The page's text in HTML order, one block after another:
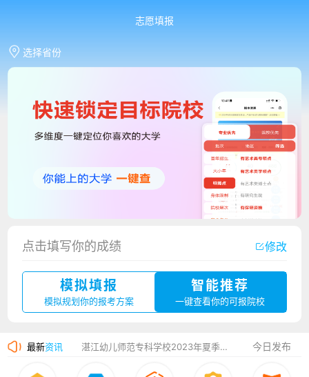
志愿填报
选择省份
点击填写你的成绩 修改
模拟填报
模拟规划你的报考方案
智能推荐
一键查看你的可报院校
最新资讯
厦门大学嘉庚学院2023年艺术类招生简章
湛江幼儿师范专科学校2023年夏季高考招生简章
香港中文大学（深圳）2023年夏季高考招生简章
今日发布